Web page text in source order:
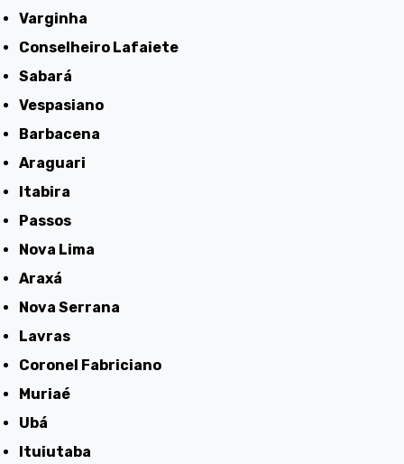
Varginha
Conselheiro Lafaiete
Sabará
Vespasiano
Barbacena
Araguari
Itabira
Passos
Nova Lima
Araxá
Nova Serrana
Lavras
Coronel Fabriciano
Muriaé
Ubá
Ituiutaba